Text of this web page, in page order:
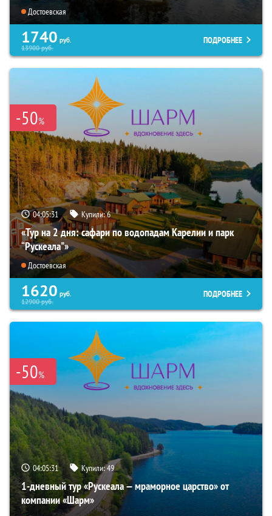
Достоевская
1740 руб.
13900руб.
ПОДРОБНЕЕ
-50%
04:05:30 Купили:6
«Тур на 2 дня: сафари по водопадам Карелии и парк
“Рускеала"»
Достоевская
1620 руб.
12900руб.
ПОДРОБНЕЕ
-50%
04:05:30 Купили:49
1-дневный тур «Рускеала — мраморное царство» от
компании «Шарм»